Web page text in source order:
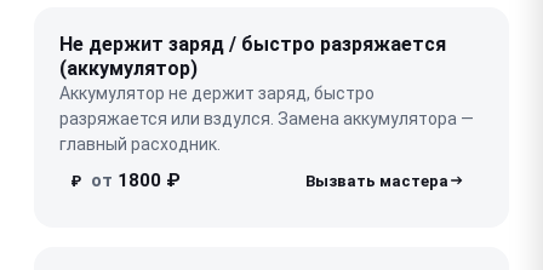
Не держит заряд / быстро разряжается
(аккумулятор)
Аккумулятор не держит заряд, быстро
разряжается или вздулся. Замена аккумулятора —
главный расходник.
₽ от 1800 ₽